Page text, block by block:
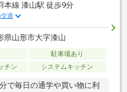
本線 漆山駅 徒歩9分
通
県山形市大字漆山
駐車場あり
チン システムキッチン
で毎日の通学や買い物に利